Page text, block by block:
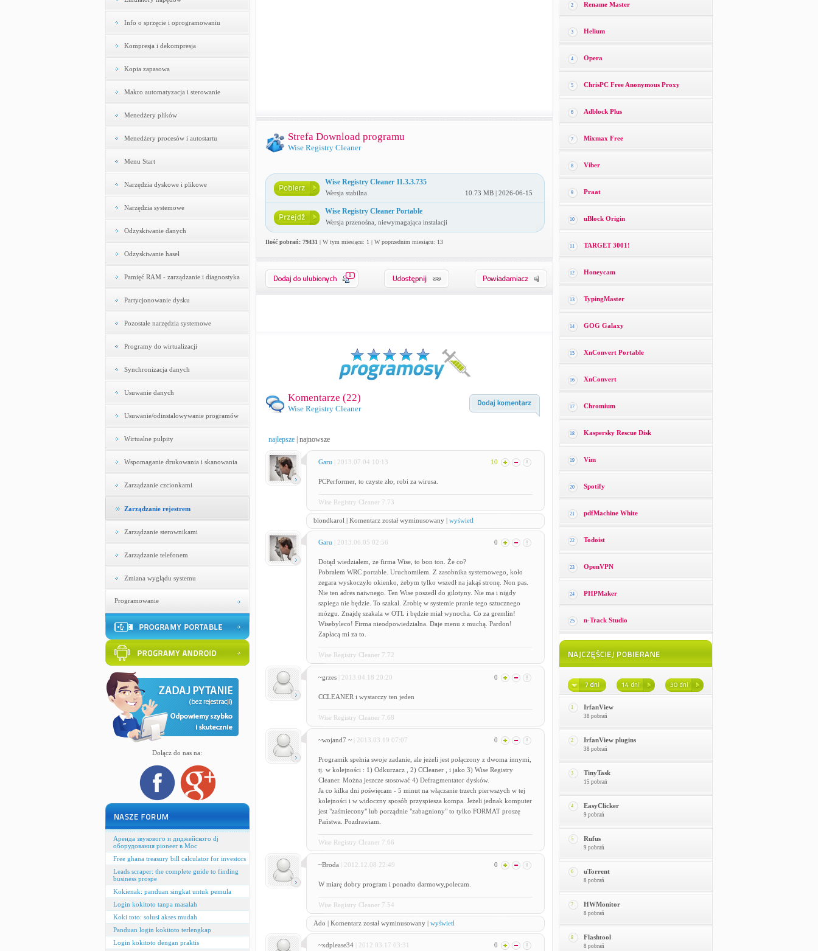
Info o sprzęcie i oprogramowaniu
Kompresja i dekompresja
Kopia zapasowa
Makro automatyzacja i sterowanie
Menedżery plików
Menedżery procesów i autostartu
Menu Start
Narzędzia dyskowe i plikowe
Narzędzia systemowe
Odzyskiwanie danych
Odzyskiwanie haseł
Pamięć RAM - zarządzanie i diagnostyka
Partycjonowanie dysku
Pozostałe narzędzia systemowe
Programy do wirtualizacji
Synchronizacja danych
Usuwanie danych
Usuwanie/odinstalowywanie programów
Wirtualne pulpity
Wspomaganie drukowania i skanowania
Zarządzanie czcionkami
Zarządzanie rejestrem
Zarządzanie sterownikami
Zarządzanie telefonem
Zmiana wyglądu systemu
Programowanie
Dołącz do nas na:
Аренда звукового и диджейского dj
оборудования pioneer в Мос
Free ghana treasury bill calculator for investors
Leads scraper: the complete guide to finding
business prospe
Kokienak: panduan singkat untuk pemula
Login kokitoto tanpa masalah
Koki toto: solusi akses mudah
Panduan login kokitoto terlengkap
Login kokitoto dengan praktis
Strefa Download programu
Wise Registry Cleaner
Wise Registry Cleaner 11.3.3.735
Wersja stabilna 10.73 MB | 2026-06-15
Wise Registry Cleaner Portable
Wersja przenośna, niewymagająca instalacji
Ilość pobrań: 79431 | W tym miesiącu: 1 | W poprzednim miesiącu: 13
1
Komentarze (22)
Wise Registry Cleaner
najlepsze| najnowsze
Garu | 2013.07.04 10:13 10
PCPerformer, to czyste zło, robi za wirusa.
Wise Registry Cleaner 7.73
blondkarol | Komentarz został wyminusowany | wyświetl
Garu | 2013.06.05 02:56 0
Dotąd wiedziałem, że firma Wise, to bon ton. Że co?
Pobrałem WRC portable. Uruchomiłem. Z zasobnika systemowego, koło
zegara wyskoczyło okienko, żebym tylko wszedł na jakąś stronę. Non pas.
Nie ten adres naiwnego. Ten Wise poszedł do gilotyny. Nie ma i nigdy
szpiega nie będzie. To szakal. Zrobię w systemie pranie tego sztucznego
mózgu. Znajdę szakala w OTL i będzie miał wynocha. Co za gremlin!
Wisebyleco! Firma nieodpowiedzialna. Daje menu z muchą. Pardon!
Zapłacą mi za to.
Wise Registry Cleaner 7.72
~grzes | 2013.04.18 20:20 0
CCLEANER i wystarczy ten jeden
Wise Registry Cleaner 7.68
~wojand7 ~ | 2013.03.19 07:07 0
Programik spełnia swoje zadanie, ale jeżeli jest połączony z dwoma innymi,
tj. w kolejności : 1) Odkurzacz , 2) CCleaner , i jako 3) Wise Registry
Cleaner. Można jeszcze stosować 4) Defragmentator dysków.
Ja co kilka dni poświęcam - 5 minut na włączanie trzech pierwszych w tej
kolejności i w widoczny sposób przyspiesza kompa. Jeżeli jednak komputer
jest "zaśmiecony" lub porządnie "zabagniony" to tylko FORMAT proszę
Państwa. Pozdrawiam.
Wise Registry Cleaner 7.66
~Broda | 2012.12.08 22:49 0
W miarę dobry program i ponadto darmowy,polecam.
Wise Registry Cleaner 7.54
Ado | Komentarz został wyminusowany | wyświetl
~xdplease34 | 2012.03.17 03:31 0
2 Rename Master
3 Helium
4 Opera
5 ChrisPC Free Anonymous Proxy
6 Adblock Plus
7 Mixmax Free
8 Viber
9 Praat
10 uBlock Origin
11 TARGET 3001!
12 Honeycam
13 TypingMaster
14 GOG Galaxy
15 XnConvert Portable
16 XnConvert
17 Chromium
18 Kaspersky Rescue Disk
19 Vim
20 Spotify
21 pdfMachine White
22 Todoist
23 OpenVPN
24 PHPMaker
25 n-Track Studio
1 IrfanView
38 pobrań
2 IrfanView plugins
38 pobrań
3 TinyTask
15 pobrań
4 EasyClicker
9 pobrań
5 Rufus
9 pobrań
6 uTorrent
8 pobrań
7 HWMonitor
8 pobrań
8 Flashtool
8 pobrań